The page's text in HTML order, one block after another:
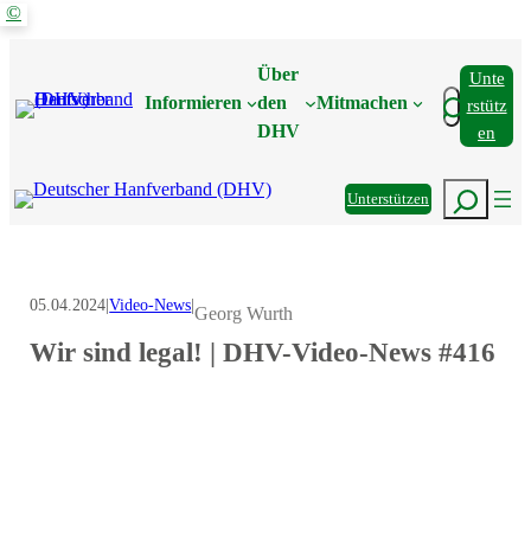
Zum
Informieren
Über
den
DHV
Mitmachen Suchen
Unte
Rstütz
En
UnterstützenSuchen
©
05.04.2024|Video-News|Georg Wurth
Wir sind legal! | DHV-Video-News #416